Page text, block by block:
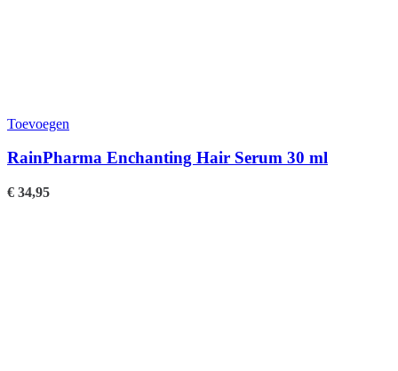
Toevoegen
RainPharma Enchanting Hair Serum 30 ml
€ 34,95